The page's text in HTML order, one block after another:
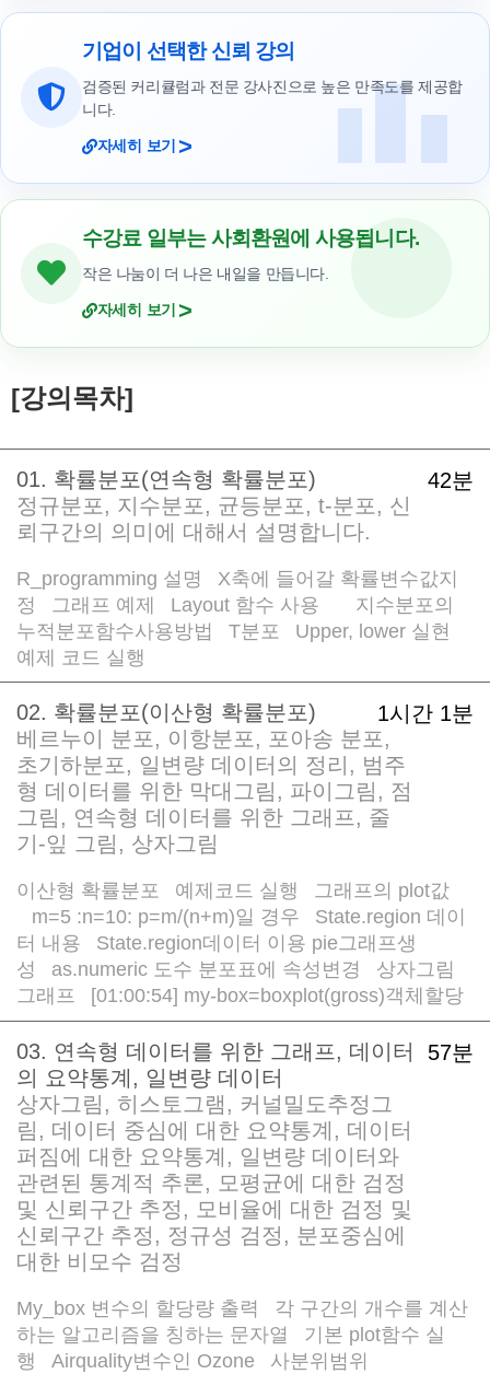
기업이 선택한 신뢰 강의
검증된 커리큘럼과 전문 강사진으로 높은 만족도를 제공합
니다.
자세히 보기 >
수강료 일부는 사회환원에 사용됩니다.
작은 나눔이 더 나은 내일을 만듭니다.
자세히 보기 >
[강의목차]
42분
01. 확률분포(연속형 확률분포)
정규분포, 지수분포, 균등분포, t-분포, 신
뢰구간의 의미에 대해서 설명합니다.
R_programming 설명
X축에 들어갈 확률변수값지
정
그래프 예제 Layout 함수 사용
지수분포의
누적분포함수사용방법
T분포 Upper, lower 실현
예제 코드 실행
1시간 1분
02. 확률분포(이산형 확률분포)
베르누이 분포, 이항분포, 포아송 분포,
초기하분포, 일변량 데이터의 정리, 범주
형 데이터를 위한 막대그림, 파이그림, 점
그림, 연속형 데이터를 위한 그래프, 줄
기-잎 그림, 상자그림
이산형 확률분포 예제코드 실행 그래프의 plot값
m=5 :n=10: p=m/(n+m)일 경우
State.region 데이
터 내용
State.region데이터 이용 pie그래프생
성
as.numeric 도수 분포표에 속성변경
상자그림
그래프
[01:00:54] my-box=boxplot(gross)객체할당
57분
03. 연속형 데이터를 위한 그래프, 데이터
의 요약통계, 일변량 데이터
상자그림, 히스토그램, 커널밀도추정그
림, 데이터 중심에 대한 요약통계, 데이터
퍼짐에 대한 요약통계, 일변량 데이터와
관련된 통계적 추론, 모평균에 대한 검정
및 신뢰구간 추정, 모비율에 대한 검정 및
신뢰구간 추정, 정규성 검정, 분포중심에
대한 비모수 검정
My_box 변수의 할당량 출력
각 구간의 개수를 계산
하는 알고리즘을 칭하는 문자열
기본 plot함수 실
행
Airquality변수인 Ozone
사분위범위